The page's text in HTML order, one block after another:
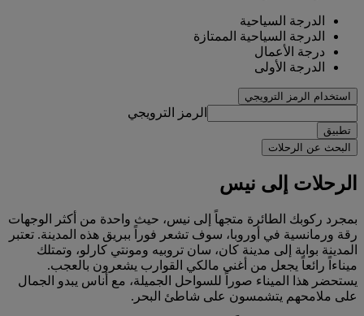
الدرجة السياحية
الدرجة السياحية الممتازة
درجة الأعمال
الدرجة الأولى
استخدام الرمز الترويجي
الرمز الترويجي
تطبيق
البحث عن الرحلات
الرحلات إلى نيس
بمجرد ركوبك الطائرة متجهاً إلى نيس، حيث واحدة من أكثر الوجهات
رقة ورمانسية في أوروبا، سوف تشعر فوراً ببريق هذه المدينة. تعتبر
المدينة بوابة إلى مدينة كان، سان تروبيه ومونتي كارلو، وتمتلك
ميناءاً رائعاً يجعل من أغنى مالكي القوارب يشعرون بالعجب.
يستحضر هذا الميناء صوراً للسواحل الجميلة، مع أناس يبدو الجمال
على ملامحهم يتشمسون على شاطئ البحر.